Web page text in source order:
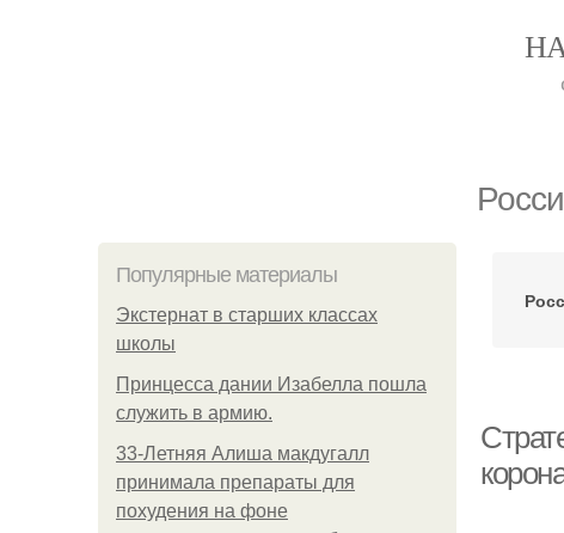
Популярные материалы
Экстернат в старших классах
школы
Принцесса дании Изабелла пошла
служить в армию.
33-Летняя Алиша макдугалл
принимала препараты для
похудения на фоне